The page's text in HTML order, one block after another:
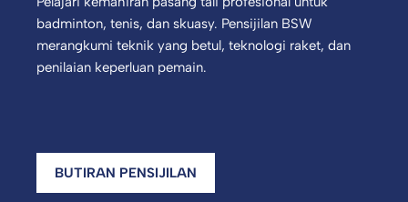
badminton, tenis, dan skuasy. Pensijilan BSW
merangkumi teknik yang betul, teknologi raket, dan
penilaian keperluan pemain.
BUTIRAN PENSIJILAN